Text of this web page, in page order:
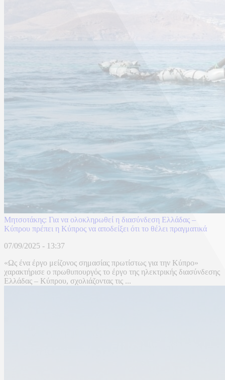
Μητσοτάκης: Για να ολοκληρωθεί η διασύνδεση Ελλάδας –
Κύπρου πρέπει η Κύπρος να αποδείξει ότι το θέλει πραγματικά
07/09/2025 - 13:37
«Ως ένα έργο μείζονος σημασίας πρωτίστως για την Κύπρο»
χαρακτήρισε ο πρωθυπουργός το έργο της ηλεκτρικής διασύνδεσης
Ελλάδας – Κύπρου, σχολιάζοντας τις ...